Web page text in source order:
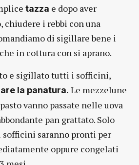
tazza e dopo aver
i rebbi con una
di sigillare bene i
in cottura con si aprano.
e sigillato tutti i sofficini,
la panatura. Le mezzelune
vanno passate nelle uova
pan grattato. Solo
sofficini saranno pronti per
oppure congelati